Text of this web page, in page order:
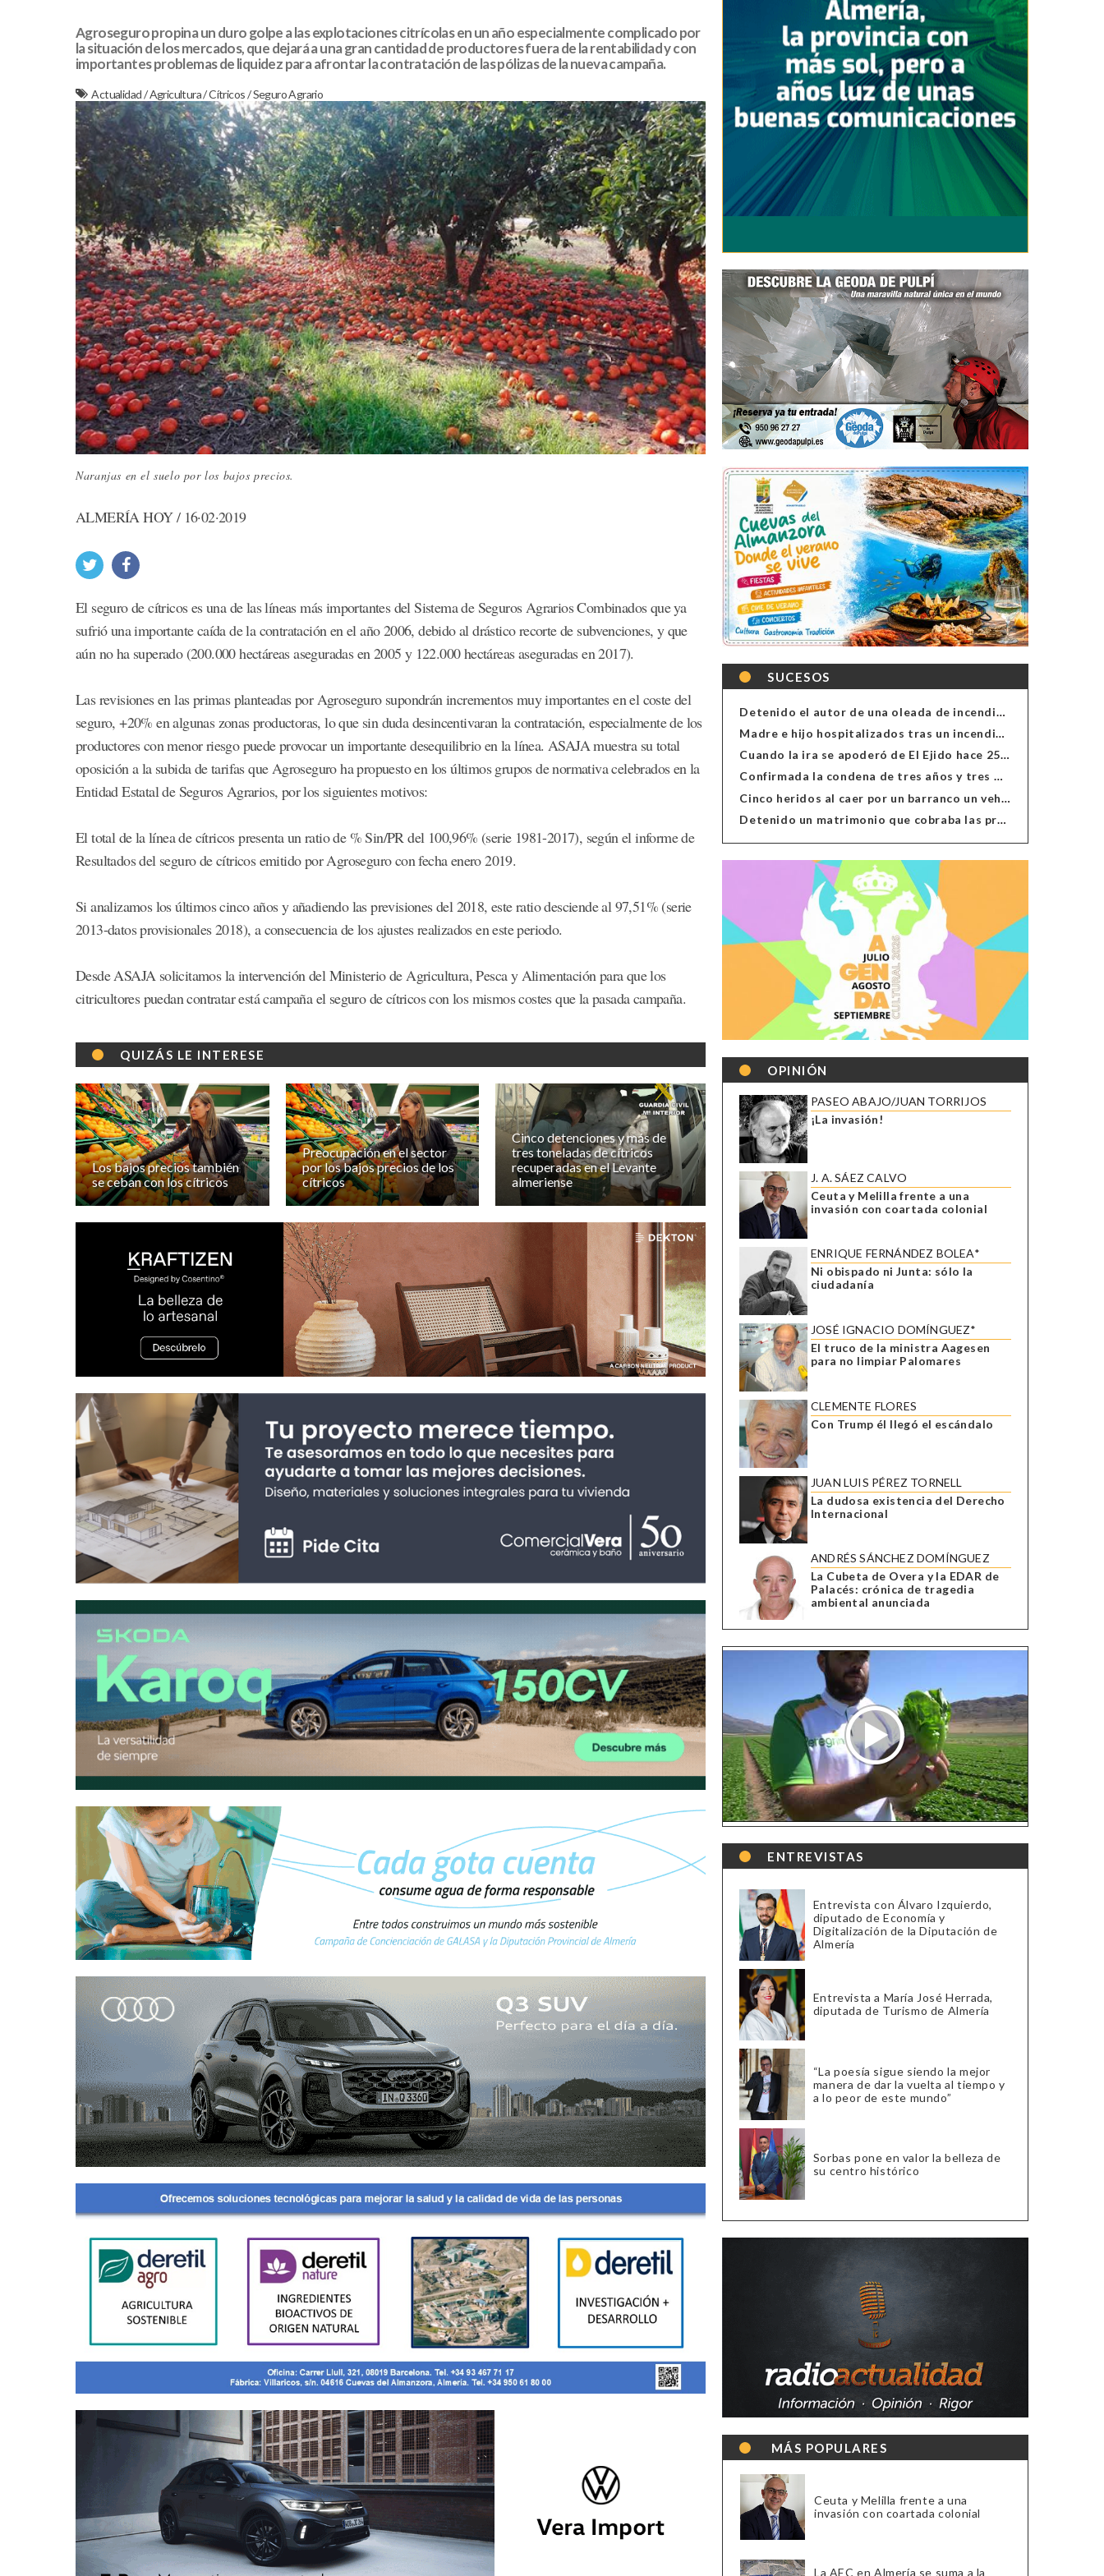
Agroseguro propina un duro golpe a las explotaciones citrícolas en un año especialmente complicado por
la situación de los mercados, que dejará a una gran cantidad de productores fuera de la rentabilidad y con
importantes problemas de liquidez para afrontar la contratación de las pólizas de la nueva campaña.
Actualidad/Agricultura/Cítricos/Seguro Agrario
Naranjas en el suelo por los bajos precios.
ALMERÍA HOY / 16·02·2019
El seguro de cítricos es una de las líneas más importantes del Sistema de Seguros Agrarios Combinados que ya
sufrió una importante caída de la contratación en el año 2006, debido al drástico recorte de subvenciones, y que
aún no ha superado (200.000 hectáreas aseguradas en 2005 y 122.000 hectáreas aseguradas en 2017).
Las revisiones en las primas planteadas por Agroseguro supondrán incrementos muy importantes en el coste del
seguro, +20% en algunas zonas productoras, lo que sin duda desincentivaran la contratación, especialmente de los
productores con menor riesgo puede provocar un importante desequilibrio en la línea. ASAJA muestra su total
oposición a la subida de tarifas que Agroseguro ha propuesto en los últimos grupos de normativa celebrados en la
Entidad Estatal de Seguros Agrarios, por los siguientes motivos:
El total de la línea de cítricos presenta un ratio de % Sin/PR del 100,96% (serie 1981-2017), según el informe de
Resultados del seguro de cítricos emitido por Agroseguro con fecha enero 2019.
Si analizamos los últimos cinco años y añadiendo las previsiones del 2018, este ratio desciende al 97,51% (serie
2013-datos provisionales 2018), a consecuencia de los ajustes realizados en este periodo.
Desde ASAJA solicitamos la intervención del Ministerio de Agricultura, Pesca y Alimentación para que los
citricultores puedan contratar está campaña el seguro de cítricos con los mismos costes que la pasada campaña.
QUIZÁS LE INTERESE
Los bajos precios también
se ceban con los cítricos
Preocupación en el sector
por los bajos precios de los
cítricos
Cinco detenciones y más de
tres toneladas de cítricos
recuperadas en el Levante
almeriense
SUCESOS
Detenido el autor de una oleada de incendios de contenedores en Almería
Madre e hijo hospitalizados tras un incendio en la cocina de una vivienda en Almería
Cuando la ira se apoderó de El Ejido hace 25 años
Confirmada la condena de tres años y tres meses al hombre de Antas acusado de xenofobia
Cinco heridos al caer por un barranco un vehículo en Alcolea
Detenido un matrimonio que cobraba las prestaciones de ilegales en Almería, Granada, Málaga, Huelva y Murcia
OPINIÓN
PASEO ABAJO/JUAN TORRIJOS
¡La invasión!
J. A. SÁEZ CALVO
Ceuta y Melilla frente a una
invasión con coartada colonial
ENRIQUE FERNÁNDEZ BOLEA*
Ni obispado ni Junta: sólo la
ciudadanía
JOSÉ IGNACIO DOMÍNGUEZ*
El truco de la ministra Aagesen
para no limpiar Palomares
CLEMENTE FLORES
Con Trump él llegó el escándalo
JUAN LUIS PÉREZ TORNELL
La dudosa existencia del Derecho
Internacional
ANDRÉS SÁNCHEZ DOMÍNGUEZ
La Cubeta de Overa y la EDAR de
Palacés: crónica de tragedia
ambiental anunciada
ENTREVISTAS
Entrevista con Álvaro Izquierdo,
diputado de Economía y
Digitalización de la Diputación de
Almería
Entrevista a María José Herrada,
diputada de Turismo de Almería
“La poesía sigue siendo la mejor
manera de dar la vuelta al tiempo y
a lo peor de este mundo”
Sorbas pone en valor la belleza de
su centro histórico
MÁS POPULARES
Ceuta y Melilla frente a una
invasión con coartada colonial
La AEC en Almería se suma a la